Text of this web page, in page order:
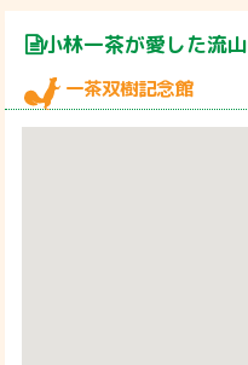
小林一茶が愛した流山
一茶双樹記念館